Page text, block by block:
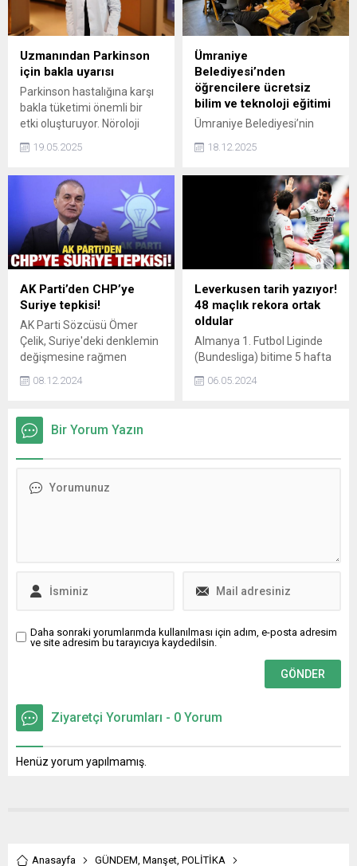
sıfatıyla AK Parti dışındaki
tüm siyasi partilerin
liderlerinden randevu istedi.
İmamoğlu'nun görüşme
talep ettiği isimlerin
arasında TBMM Başkanı
Numan Kurtulmuş ve MHP
Genel Başkanı Devlet
Bahçeli'nin de olduğu
Uzmanından Parkinson
için bakla uyarısı
Parkinson hastalığına karşı
bakla tüketimi önemli bir
etki oluşturuyor. Nöroloji
Uzmanı Prof. Dr. Gülay
Kenangil, taze baklanın
levodopa maddesinin
kullanılan ilaçlarla benzer
etkilere sahip olabileceğini
belirtti. Prof. Dr. Kenangil,
“Bakla ve Parkinson
arasında yapılmış bilimsel
çalışmalar da mevcut. Bu
çalışmalar bize bakla
tüketiminin hastaların motor
semptomlarını azalttığını...
19.05.2025
Ümraniye
Belediyesi’nden
öğrencilere ücretsiz
bilim ve teknoloji eğitimi
Ümraniye Belediyesi’nin
hayata geçirdiği Şehit
Mühendis Zahide Güçlü Ekici
eğitimleri ve zengin atölye
içerikleriyle öğrencileri bilim,
teknoloji ve inovasyonla
18.12.2025
AK Parti’den CHP’ye
Suriye tepkisi!
AK Parti Sözcüsü Ömer
Çelik, Suriye'deki denklemin
değişmesine rağmen
öncesinden takip ettiğine
08.12.2024
Leverkusen tarih yazıyor!
48 maçlık rekora ortak
oldular
Almanya 1. Futbol Liginde
(Bundesliga) bitime 5 hafta
eden Bayer Leverkusen,
06.05.2024
Bir Yorum Yazın
Daha sonraki yorumlarımda kullanılması için adım, e-posta adresim
ve site adresim bu tarayıcıya kaydedilsin.
Ziyaretçi Yorumları - 0 Yorum
Henüz yorum yapılmamış.
Anasayfa GÜNDEM Manşet POLİTİKA